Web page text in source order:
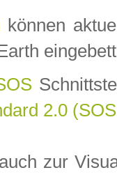
können
2.0
zur